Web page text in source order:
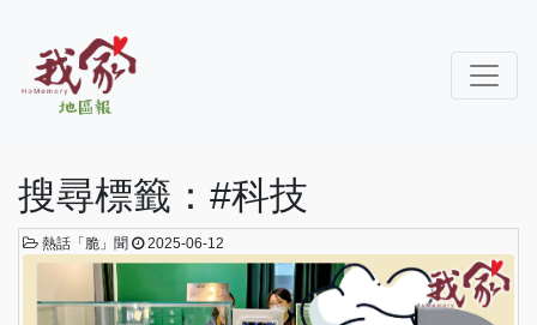
搜尋標籤：#科技
熱話「脆」聞 2025-06-12